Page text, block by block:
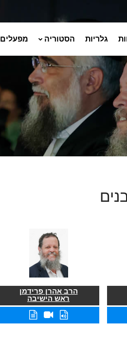
גלריות הסטוריה מפעלים
הרב אהרן פרידמן
ראש הישיבה